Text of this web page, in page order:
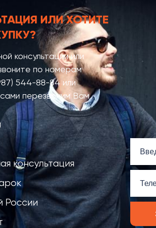
ИЛИ ХОТИТЕ
консультации или
по номерам
544-88-84 или
перезвоним Вам
консультация
России